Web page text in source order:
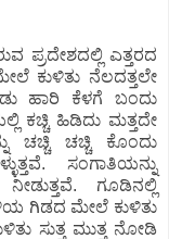
ಪ್ರದೇಶದಲ್ಲಿ ಎತ್ತರದ
ಕುಳಿತು ನೆಲದತ್ತಲೇ
ಹಾರಿ ಕೆಳಗೆ ಬಂದು
ಕಚ್ಚಿ ಹಿಡಿದು ಮತ್ತದೇ
ಚಚ್ಚಿ ಚಚ್ಚಿ ಕೊಂದು
ಸಂಗಾತಿಯನ್ನು
ಗೂಡಿನಲ್ಲಿ
ಗಿಡದ ಮೇಲೆ ಕುಳಿತು
ಸುತ್ತ ಮುತ್ತ ನೋಡಿ